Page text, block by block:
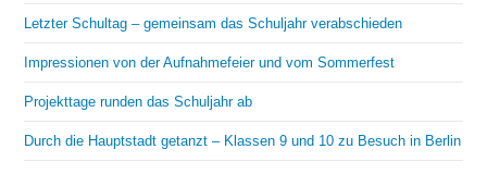
Letzter Schultag – gemeinsam das Schuljahr verabschieden
Impressionen von der Aufnahmefeier und vom Sommerfest
Projekttage runden das Schuljahr ab
Durch die Hauptstadt getanzt – Klassen 9 und 10 zu Besuch in Berlin